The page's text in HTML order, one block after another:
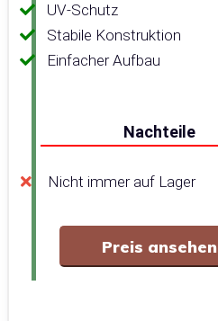
UV-Schutz
Stabile Konstruktion
Einfacher Aufbau
Nachteile
Nicht immer auf Lager
Preis ansehen